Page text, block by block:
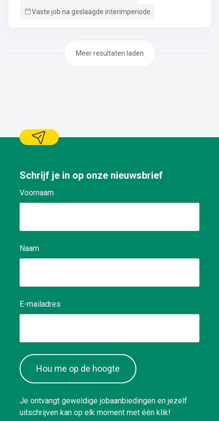
ben jij dé kandidaat die we zoeken! Als dakwerker: Werk je
Vaste job na geslaagde interimperiode
Meer resultaten laden
Schrijf je in op onze nieuwsbrief
Voornaam
Naam
E-mailadres
Hou me op de hoogte
Je ontvangt geweldige jobaanbiedingen en jezelf
uitschrijven kan op elk moment met één klik!